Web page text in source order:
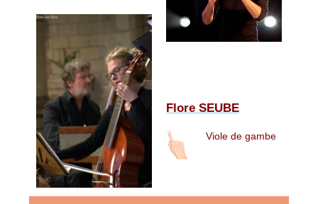
Flore SEUBE
Viole de gambe